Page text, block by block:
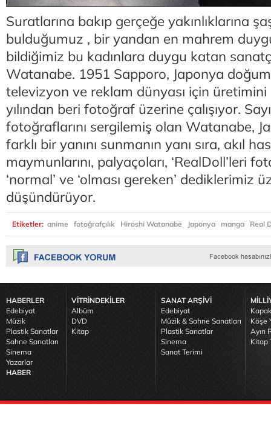
Suratlarına bakıp gerçeğe yakınlıklarına
bulduğumuz , bir yandan en mahrem
bildiğimiz bu kadınlara duygu katan
Watanabe. 1951 Sapporo, Japonya
televizyon ve reklam dünyası için üretimini
yılından beri fotoğraf üzerine çalışıyor.
fotoğraflarını sergilemiş olan Watanabe,
farklı bir yanını sunmanın yanı sıra, akıl
maymunlarını, palyaçoları, ‘RealDoll’leri
‘normal’ ve ‘olması gereken’ dediklerimiz
düşündürüyor.
Etiketler: anime fotoğrafçılık Hiroshi Watanabe Japonya manga Real
HABERLER
Edebiyat
Müzik
Plastik Sanatlar
Sahne Sanatları
Sinema
Yazarlar
HABER
VİTRİNDEKİLER
Albüm
DVD
Kitap
SANAT ARŞİVİ
Edebiyat
Müzik & Sahne Sanatları
Plastik Sanatlar
Sinema
Sanat Terimi
Köşe
Ayın
Kitap